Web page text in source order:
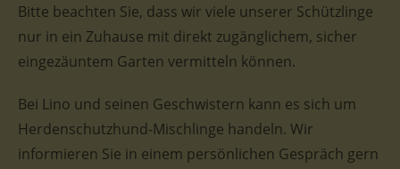
Bitte beachten Sie, dass wir viele unserer Schützlinge
nur in ein Zuhause mit direkt zugänglichem, sicher
eingezäuntem Garten vermitteln können.
Bei Lino und seinen Geschwistern kann es sich um
Herdenschutzhund-Mischlinge handeln. Wir
informieren Sie in einem persönlichen Gespräch gern